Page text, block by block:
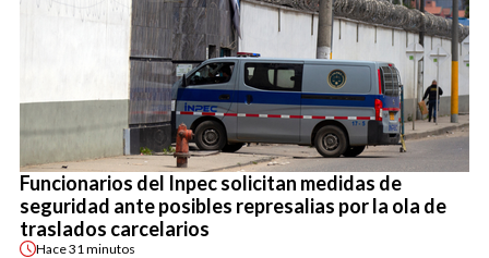
Funcionarios del Inpec solicitan medidas de
seguridad ante posibles represalias por la ola de
traslados carcelarios
Hace31 minutos